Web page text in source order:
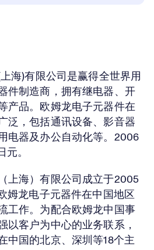
海)有限公司是赢得全世界用
件制造商，拥有继电器、开
产品。欧姆龙电子元器件在
泛，包括通讯设备、影音器
电器及办公自动化等。2006
元。
上海）有限公司成立于2005
姆龙电子元器件在中国地区
工作。为配合欧姆龙中国事
以客户为中心的业务联系，
中国的北京、深圳等18个主